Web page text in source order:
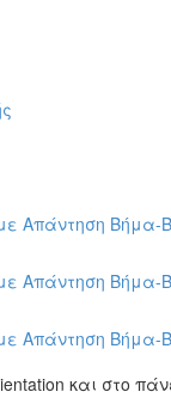
Απάντηση Βήμα-
Απάντηση Βήμα-
Απάντηση Βήμα-
και στο